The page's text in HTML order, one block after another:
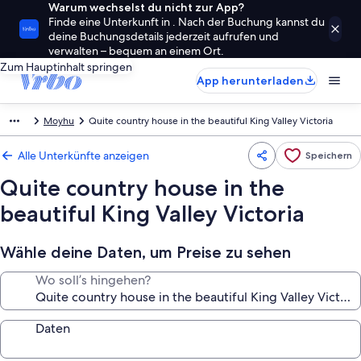
Warum wechselst du nicht zur App?
Finde eine Unterkunft in . Nach der Buchung kannst du
deine Buchungsdetails jederzeit aufrufen und
verwalten – bequem an einem Ort.
Zum Hauptinhalt springen
App herunterladen
Moyhu Quite country house in the beautiful King Valley Victoria
Alle Unterkünfte anzeigen Speichern
Quite country house in the
beautiful King Valley Victoria
Wähle deine Daten, um Preise zu sehen
Wo soll’s hingehen?
Daten